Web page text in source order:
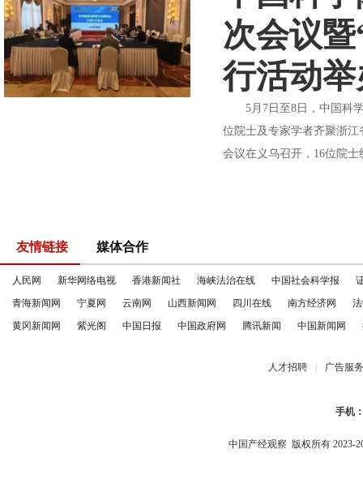
次会议
行活动
5月7日至8日，中国科学
位院士及专家学者齐聚浙
会议在义乌召开，16位院
友情链接 媒体合作
人民网 新华网络电视 香港新闻社 海峡法治在线 中国社会科学报
青海新闻网
宁夏网 云南网 山西新闻网 四川在线 南方经济网
黄冈新闻网
紫光阁 中国日报 中国政府网 腾讯新闻 中国新闻网
人才招聘 广告服务
手机
中国产经观察 版权所有 2023-